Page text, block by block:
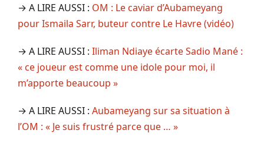
→ A LIRE AUSSI : OM : Le caviar d’Aubameyang
pour Ismaila Sarr, buteur contre Le Havre (vidéo)
→ A LIRE AUSSI : Iliman Ndiaye écarte Sadio Mané :
« ce joueur est comme une idole pour moi, il
m’apporte beaucoup »
→ A LIRE AUSSI : Aubameyang sur sa situation à
l’OM : « Je suis frustré parce que … »